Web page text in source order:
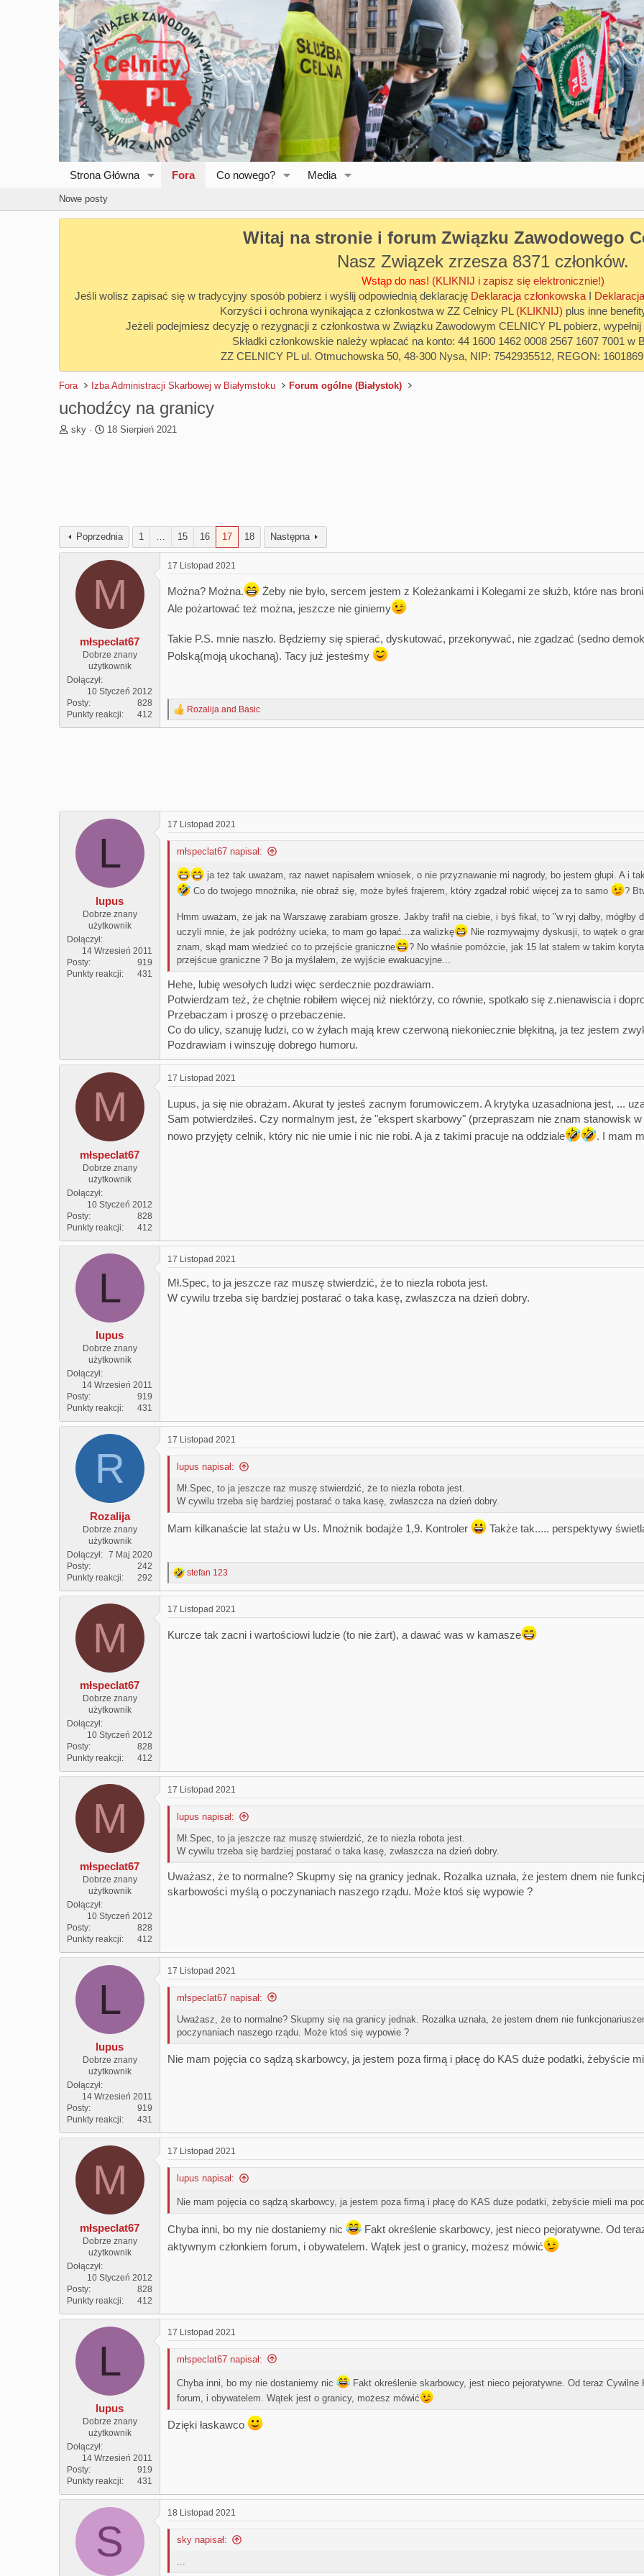
Strona Główna Fora Co nowego? Media
Nowe posty
Witaj na stronie i forum Związku Zawodowego
Nasz Związek zrzesza 8371 członków.
Wstąp do nas! (KLIKNIJ i zapisz się elektronicznie!)
Jeśli wolisz zapisać się w tradycyjny sposób pobierz i wyślij odpowiednią deklaracjęDeklaracja członkowska I
Korzyści i ochrona wynikająca z członkostwa w ZZ Celnicy PL (KLIKNIJ) plus inne
Jeżeli podejmiesz decyzję o rezygnacji z członkostwa w Związku Zawodowym CELNICY PL pobierz,
Składki członkowskie należy wpłacać na konto: 44 1600 1462 0008 2567 1607 7001 w
ZZ CELNICY PL ul. Otmuchowska 50, 48-300 Nysa, NIP: 7542935512, REGON:
Fora Izba Administracji Skarbowej w Białymstoku Forum ogólne (Białystok)
uchodźcy na granicy
T
r
sky
R
y
18 Sierpień 2021
Poprzednia 1 15 16 17 18 Następna
M
młspeclat67
Dobrze znany
użytkownik
Dołączył
10 Styczeń 2012
Posty
828
Punkty reakcji
412
17 Listopad 2021
Można? Można.
Żeby nie było, sercem jestem z Koleżankami i Kolegami ze służb, które nas
Ale pożartować też można, jeszcze nie giniemy
Takie P.S. mnie naszło. Będziemy się spierać, dyskutować, przekonywać, nie zgadzać (sedno
Polską(moją ukochaną). Tacy już jesteśmy
R
e
Rozalija and Basic
L
lupus
Dobrze znany
użytkownik
Dołączył
14 Wrzesień 2011
Posty
919
Punkty reakcji
431
17 Listopad 2021
młspeclat67 napisał:
ja też tak uważam, raz nawet napisałem wniosek, o nie przyznawanie mi nagrody, bo jestem głupi. A i
Co do twojego mnożnika, nie obraź się, może byłeś frajerem, który zgadzał robić więcej za to samo
?
Hmm uważam, że jak na Warszawę zarabiam grosze. Jakby trafił na ciebie, i byś fikał, to "w ryj dałby,
uczyli mnie, że jak podróżny ucieka, to mam go łapać...za walizkę
Nie rozmywajmy dyskusji, to wątek o
znam, skąd mam wiedzieć co to przejście graniczne
? No właśnie pomóżcie, jak 15 lat stałem w takim
przejścue graniczne ? Bo ja myślałem, że wyjście ewakuacyjne...
Hehe, lubię wesołych ludzi więc serdecznie pozdrawiam.
Potwierdzam też, że chętnie robiłem więcej niż niektórzy, co równie, spotkało się z.nienawiscia i
Przebaczam i proszę o przebaczenie.
Co do ulicy, szanuję ludzi, co w żyłach mają krew czerwoną niekoniecznie błękitną, ja tez jestem
Pozdrawiam i winszuję dobrego humoru.
M
młspeclat67
Dobrze znany
użytkownik
Dołączył
10 Styczeń 2012
Posty
828
Punkty reakcji
412
17 Listopad 2021
Lupus, ja się nie obrażam. Akurat ty jesteś zacnym forumowiczem. A krytyka uzasadniona jest, ...
Sam potwierdziłeś. Czy normalnym jest, że "ekspert skarbowy" (przepraszam nie znam stanowisk
nowo przyjęty celnik, który nic nie umie i nic nie robi. A ja z takimi pracuje na oddziale
. I mam
L
lupus
Dobrze znany
użytkownik
Dołączył
14 Wrzesień 2011
Posty
919
Punkty reakcji
431
17 Listopad 2021
Mł.Spec, to ja jeszcze raz muszę stwierdzić, że to niezla robota jest.
W cywilu trzeba się bardziej postarać o taka kasę, zwłaszcza na dzień dobry.
R
Rozalija
Dobrze znany
użytkownik
Dołączył
7 Maj 2020
Posty
242
Punkty reakcji
292
17 Listopad 2021
lupus napisał:
Mł.Spec, to ja jeszcze raz muszę stwierdzić, że to niezla robota jest.
W cywilu trzeba się bardziej postarać o taka kasę, zwłaszcza na dzień dobry.
Mam kilkanaście lat stażu w Us. Mnożnik bodajże 1,9. Kontroler Także tak..... perspektywy
R
e
c
i
stefan 123
M
młspeclat67
Dobrze znany
użytkownik
Dołączył
10 Styczeń 2012
Posty
828
Punkty reakcji
412
17 Listopad 2021
Kurcze tak zacni i wartościowi ludzie (to nie żart), a dawać was w kamasze
M
młspeclat67
Dobrze znany
użytkownik
Dołączył
10 Styczeń 2012
Posty
828
Punkty reakcji
412
17 Listopad 2021
lupus napisał:
Mł.Spec, to ja jeszcze raz muszę stwierdzić, że to niezla robota jest.
W cywilu trzeba się bardziej postarać o taka kasę, zwłaszcza na dzień dobry.
Uważasz, że to normalne? Skupmy się na granicy jednak. Rozalka uznała, że jestem dnem nie
skarbowości myślą o poczynaniach naszego rządu. Może ktoś się wypowie ?
L
lupus
Dobrze znany
użytkownik
Dołączył
14 Wrzesień 2011
Posty
919
Punkty reakcji
431
17 Listopad 2021
młspeclat67 napisał:
Uważasz, że to normalne? Skupmy się na granicy jednak. Rozalka uznała, że jestem dnem nie
poczynaniach naszego rządu. Może ktoś się wypowie ?
Nie mam pojęcia co sądzą skarbowcy, ja jestem poza firmą i płacę do KAS duże podatki, żebyście
M
młspeclat67
Dobrze znany
użytkownik
Dołączył
10 Styczeń 2012
Posty
828
Punkty reakcji
412
17 Listopad 2021
lupus napisał:
Nie mam pojęcia co sądzą skarbowcy, ja jestem poza firmą i płacę do KAS duże podatki, żebyście mieli ma
Chyba inni, bo my nie dostaniemy nic
Fakt określenie skarbowcy, jest nieco pejoratywne. Od
aktywnym członkiem forum, i obywatelem. Wątek jest o granicy, możesz mówić
L
lupus
Dobrze znany
użytkownik
Dołączył
14 Wrzesień 2011
Posty
919
Punkty reakcji
431
17 Listopad 2021
młspeclat67 napisał:
Chyba inni, bo my nie dostaniemy nic
Fakt określenie skarbowcy, jest nieco pejoratywne. Od teraz
forum, i obywatelem. Wątek jest o granicy, możesz mówić
Dzięki łaskawco
S
18 Listopad 2021
sky napisał:
...